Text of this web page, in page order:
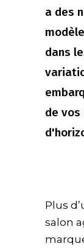
a des
dans
de vos
Plus
salon